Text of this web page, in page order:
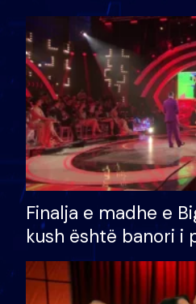
Finalja e madhe e
kush është banori i
shtëpinë dhe
të fituar çmimin e